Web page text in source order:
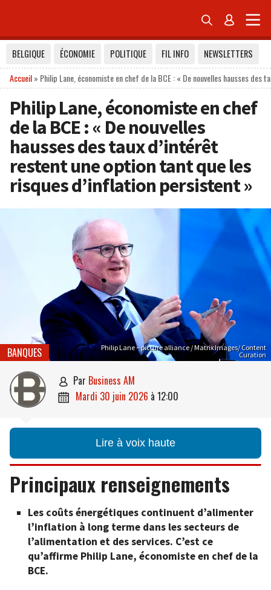
 
BELGIQUE ÉCONOMIE POLITIQUE FIL INFO
NEWSLETTERS
Accueil» Philip Lane, économiste en chef de la BCE : « De nouvelles hausses
Philip Lane, économiste en chef
de la BCE : « De nouvelles
hausses des taux d’intérêt
restent une option tant que les
risques d’inflation persistent »
Philip Lane – picture alliance / Matrix Images/ Content
Curation
BANQUES
 par Business AM
 mardi 30 juin 2026 à 12:00
Lire à voix haute
Principaux renseignements
Les coûts énergétiques continuent d’alimenter
l’inflation à long terme dans les secteurs de
l’alimentation et des services. C’est ce
qu’affirme Philip Lane, économiste en chef de la
BCE.